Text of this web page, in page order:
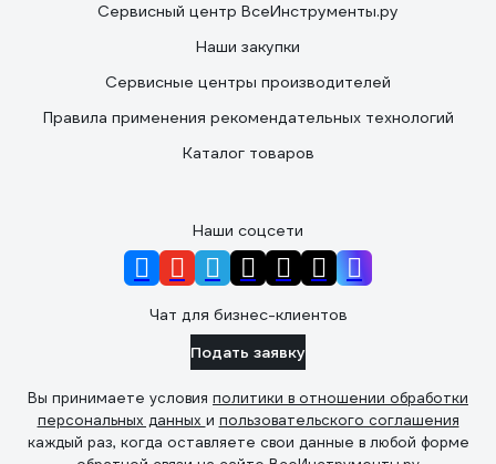
Сервисный центр ВсеИнструменты.ру
Наши закупки
Сервисные центры производителей
Правила применения рекомендательных технологий
Каталог товаров
Наши соцсети
Чат для бизнес-клиентов
Подать заявку
Вы принимаете условия политики в отношении обработки
персональных данных и пользовательского соглашения
каждый раз, когда оставляете свои данные в любой форме